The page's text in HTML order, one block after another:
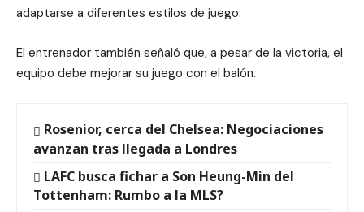
adaptarse a diferentes estilos de juego.
El entrenador también señaló que, a pesar de la victoria, el
equipo debe mejorar su juego con el balón.
Rosenior, cerca del Chelsea: Negociaciones
avanzan tras llegada a Londres
LAFC busca fichar a Son Heung-Min del
Tottenham: Rumbo a la MLS?